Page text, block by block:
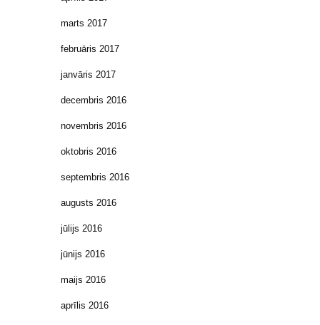
marts 2017
februāris 2017
janvāris 2017
decembris 2016
novembris 2016
oktobris 2016
septembris 2016
augusts 2016
jūlijs 2016
jūnijs 2016
maijs 2016
aprīlis 2016